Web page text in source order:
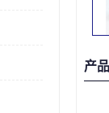
产